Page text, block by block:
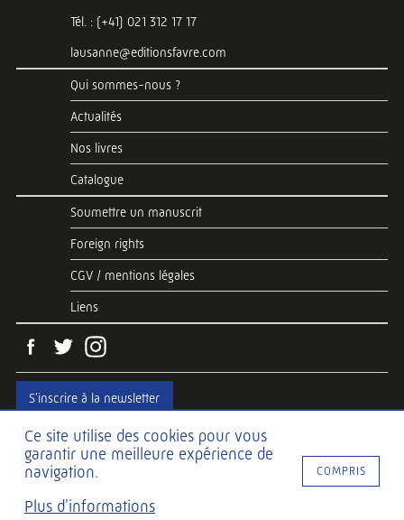
Tél. : (+41) 021 312 17 17
lausanne@editionsfavre.com
Qui sommes-nous ?
Actualités
Nos livres
Catalogue
Soumettre un manuscrit
Foreign rights
CGV / mentions légales
Liens
S'inscrire à la newsletter
Web developmentHawaii Interactive
Ce site utilise des cookies pour vous
garantir une meilleure expérience de
navigation.
Plus d'informations
COMPRIS